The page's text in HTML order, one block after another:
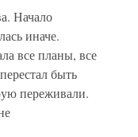
Начало
иначе.
все планы, все
быть
переживали.